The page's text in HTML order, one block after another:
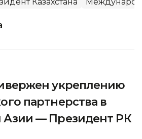
укреплению
партнерства в
Азии — Президент РК